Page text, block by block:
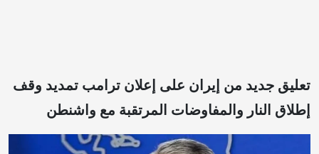
تعليق جديد من إيران على إعلان ترامب تمديد وقف
إطلاق النار والمفاوضات المرتقبة مع واشنطن